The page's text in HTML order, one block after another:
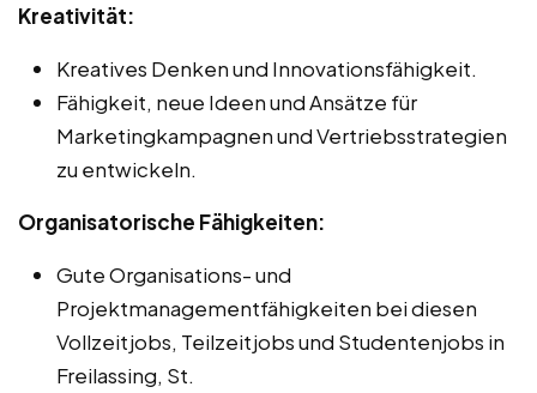
Kreativität:
Kreatives Denken und Innovationsfähigkeit.
Fähigkeit, neue Ideen und Ansätze für
Marketingkampagnen und Vertriebsstrategien
zu entwickeln.
Organisatorische Fähigkeiten:
Gute Organisations- und
Projektmanagementfähigkeiten bei diesen
Vollzeitjobs, Teilzeitjobs und Studentenjobs in
Freilassing, St.